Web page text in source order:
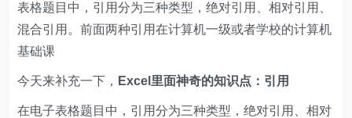
表格题目中，引用分为三种类型，绝对引用、相对引用、
混合引用。前面两种引用在计算机一级或者学校的计算机
基础课
今天来补充一下， Excel里面神奇的知识点：引用
在电子表格题目中，引用分为三种类型，绝对引用、相对